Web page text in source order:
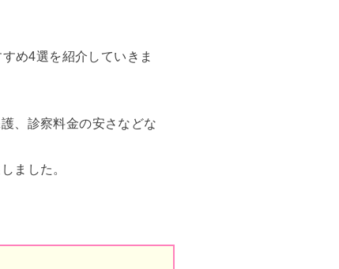
め4選を紹介していきま
、診察料金の安さなどな
ました。